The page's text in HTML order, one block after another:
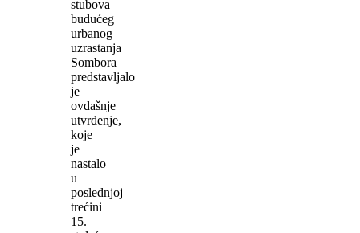
stubova
budućeg
urbanog
uzrastanja
Sombora
predstavljalo
je
ovdašnje
utvrđenje,
koje
je
nastalo
u
poslednjoj
trećini
15.